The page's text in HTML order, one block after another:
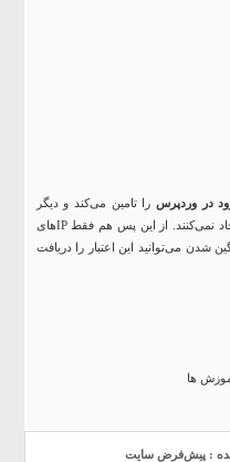
در وردپرس را تامین می‌کند و دیگر
هکرها از این طریق برای وبسایتتان تهدیدی ایجاد نمی‌کنند. از این پس هم فقط IPهای
شدن می‌توانید این اعتبار را دریافت
ها
: پیش‌فرض سایت